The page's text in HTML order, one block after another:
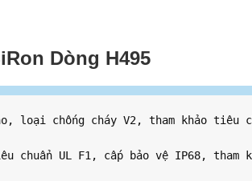
Dòng H495
loại chống cháy V2, tham khảo tiêu
chuẩn UL F1, cấp bảo vệ IP68, tham